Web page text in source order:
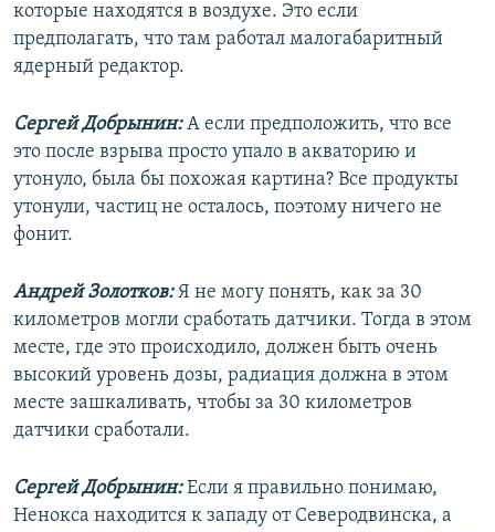
которые находятся в воздухе. Это если
предполагать, что там работал малогабаритный
ядерный редактор.
Сергей Добрынин:А если предположить, что все
это после взрыва просто упало в акваторию и
утонуло, была бы похожая картина? Все продукты
утонули, частиц не осталось, поэтому ничего не
фонит.
Андрей Золотков:Я не могу понять, как за 30
километров могли сработать датчики. Тогда в этом
месте, где это происходило, должен быть очень
высокий уровень дозы, радиация должна в этом
месте зашкаливать, чтобы за 30 километров
датчики сработали.
Сергей Добрынин:Если я правильно понимаю,
Ненокса находится к западу от Северодвинска, а